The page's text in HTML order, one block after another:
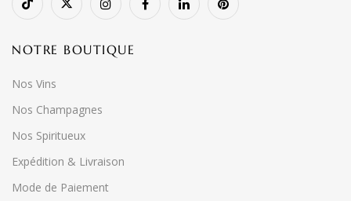
NOTRE BOUTIQUE
Nos Vins
Nos Champagnes
Nos Spiritueux
Expédition & Livraison
Mode de Paiement